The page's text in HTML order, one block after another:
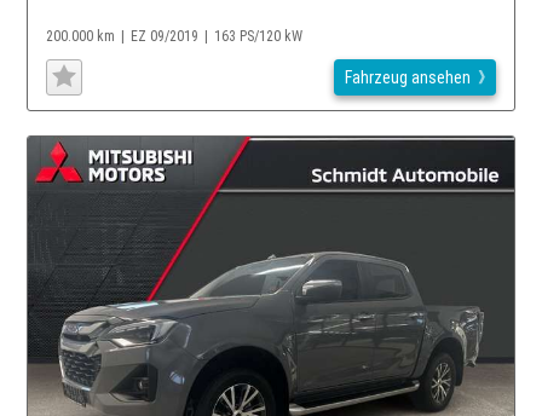
200.000 km EZ 09/2019 163 PS/120 kW
Fahrzeug ansehen